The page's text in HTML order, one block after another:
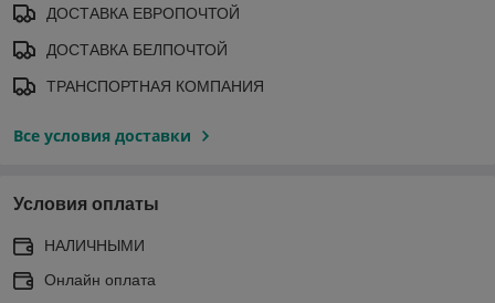
ДОСТАВКА ЕВРОПОЧТОЙ
ДОСТАВКА БЕЛПОЧТОЙ
ТРАНСПОРТНАЯ КОМПАНИЯ
Все условия доставки
Условия оплаты
НАЛИЧНЫМИ
Онлайн оплата